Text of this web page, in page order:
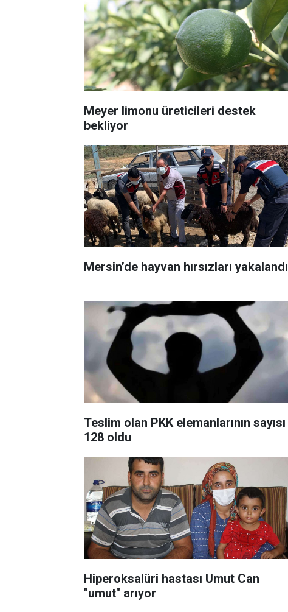
Meyer limonu üreticileri destek
bekliyor
Mersin’de hayvan hırsızları yakalandı
Teslim olan PKK elemanlarının sayısı
128 oldu
Hiperoksalüri hastası Umut Can
"umut" arıyor